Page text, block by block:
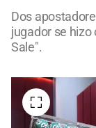
Dos
jugador se hizo
Sale".